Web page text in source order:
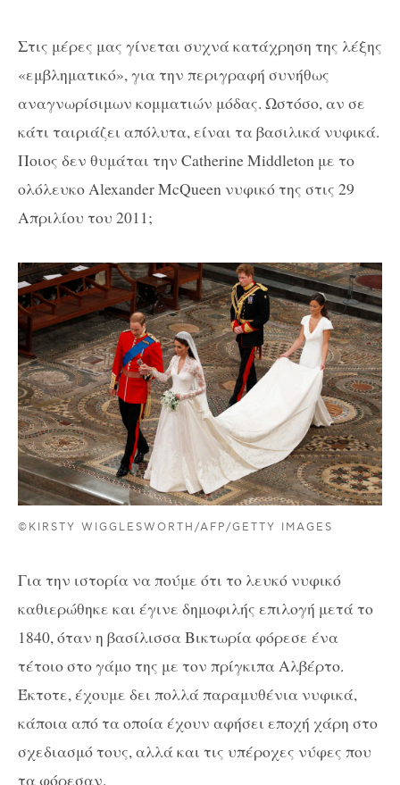
Στις μέρες μας γίνεται συχνά κατάχρηση της λέξης
«εμβληματικό», για την περιγραφή συνήθως
αναγνωρίσιμων κομματιών μόδας. Ωστόσο, αν σε
κάτι ταιριάζει απόλυτα, είναι τα βασιλικά νυφικά.
Ποιος δεν θυμάται την Catherine Middleton με το
ολόλευκο Alexander McQueen νυφικό της στις 29
Απριλίου του 2011;
©KIRSTY WIGGLESWORTH/AFP/GETTY IMAGES
Για την ιστορία να πούμε ότι το λευκό νυφικό
καθιερώθηκε και έγινε δημοφιλής επιλογή μετά το
1840, όταν η βασίλισσα Βικτωρία φόρεσε ένα
τέτοιο στο γάμο της με τον πρίγκιπα Αλβέρτο.
Έκτοτε, έχουμε δει πολλά παραμυθένια νυφικά,
κάποια από τα οποία έχουν αφήσει εποχή χάρη στο
σχεδιασμό τους, αλλά και τις υπέροχες νύφες που
τα φόρεσαν.